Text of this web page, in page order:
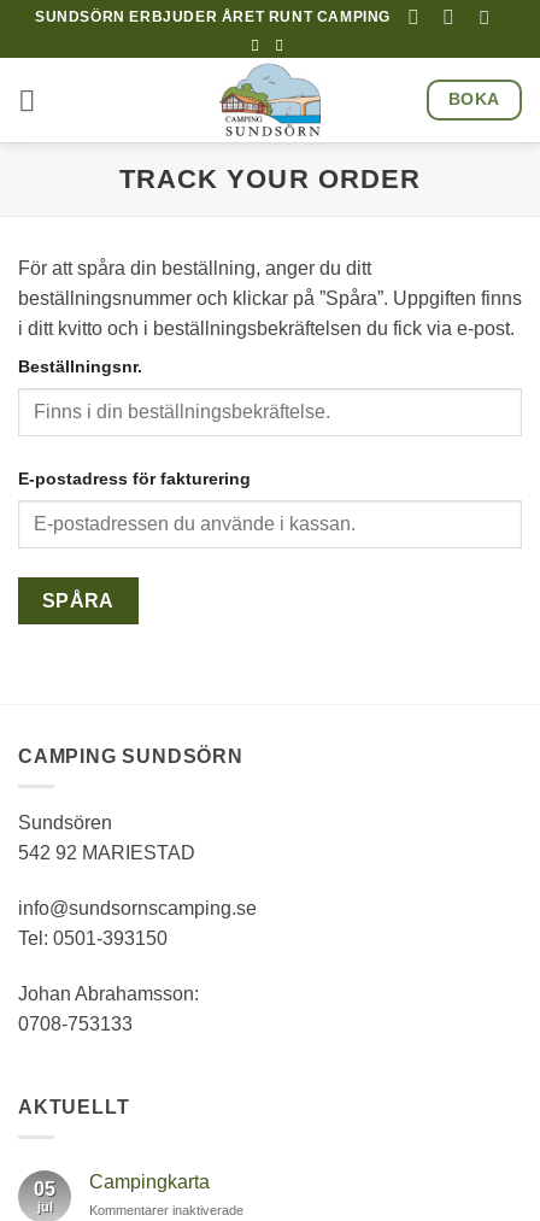
HoppaSUNDSÖRN ERBJUDER ÅRET RUNT CAMPING
BOKA
TRACK YOUR ORDER
För att spåra din beställning, anger du ditt
beställningsnummer och klickar på ”Spåra”. Uppgiften finns
i ditt kvitto och i beställningsbekräftelsen du fick via e-post.
Beställningsnr.
E-postadress för fakturering
SPÅRA
CAMPING SUNDSÖRN
Sundsören
542 92 MARIESTAD
info@sundsornscamping.se
Tel: 0501-393150
Johan Abrahamsson:
0708-753133
AKTUELLT
05
jul
Campingkarta
Kommentarer inaktiveradeför